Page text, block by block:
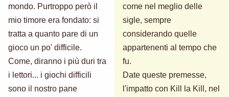
mondo. Purtroppo però il
mio timore era fondato: si
tratta a quanto pare di un
gioco un po' difficile.
Come, diranno i più duri tra
i lettori... i giochi difficili
sono il nostro pane
come nel meglio delle
sigle, sempre
considerando quelle
appartenenti al tempo che
fu.
Date queste premesse,
l'impatto con Kill la Kill, nel